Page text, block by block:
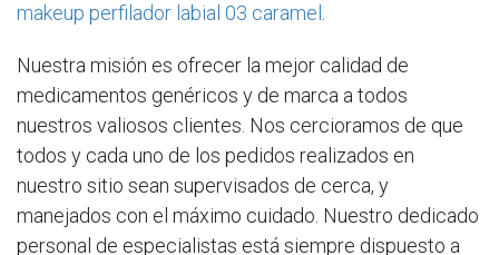
makeup perfilador labial 03 caramel
Nuestra misión es ofrecer la mejor calidad de
medicamentos genéricos y de marca a todos
nuestros valiosos clientes. Nos cercioramos de que
todos y cada uno de los pedidos realizados en
nuestro sitio sean supervisados de cerca, y
manejados con el máximo cuidado. Nuestro dedicado
personal de especialistas está siempre dispuesto a